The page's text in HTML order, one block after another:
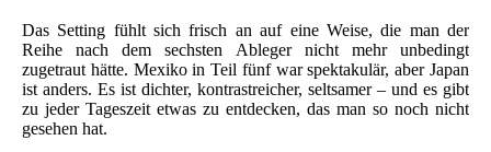
Das Setting fühlt sich frisch an auf eine Weise, die man der
Reihe nach dem sechsten Ableger nicht mehr unbedingt
zugetraut hätte. Mexiko in Teil fünf war spektakulär, aber Japan
ist anders. Es ist dichter, kontrastreicher, seltsamer – und es gibt
zu jeder Tageszeit etwas zu entdecken, das man so noch nicht
gesehen hat.